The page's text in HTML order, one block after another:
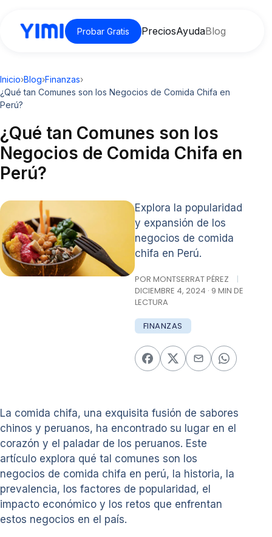
Probar Gratis PreciosAyudaBlog
Inicio›Blog›Finanzas›
¿Qué tan Comunes son los Negocios de Comida Chifa en
Perú?
¿Qué tan Comunes son los
Negocios de Comida Chifa en
Perú?
Explora la popularidad
y expansión de los
negocios de comida
chifa en Perú.
POR MONTSERRAT PÉREZ
|
DICIEMBRE 4, 2024 · 9 MIN DE
LECTURA
FINANZAS
La comida chifa, una exquisita fusión de sabores
chinos y peruanos, ha encontrado su lugar en el
corazón y el paladar de los peruanos. Este
artículo explora qué tal comunes son los
negocios de comida chifa en perú, la historia, la
prevalencia, los factores de popularidad, el
impacto económico y los retos que enfrentan
estos negocios en el país.